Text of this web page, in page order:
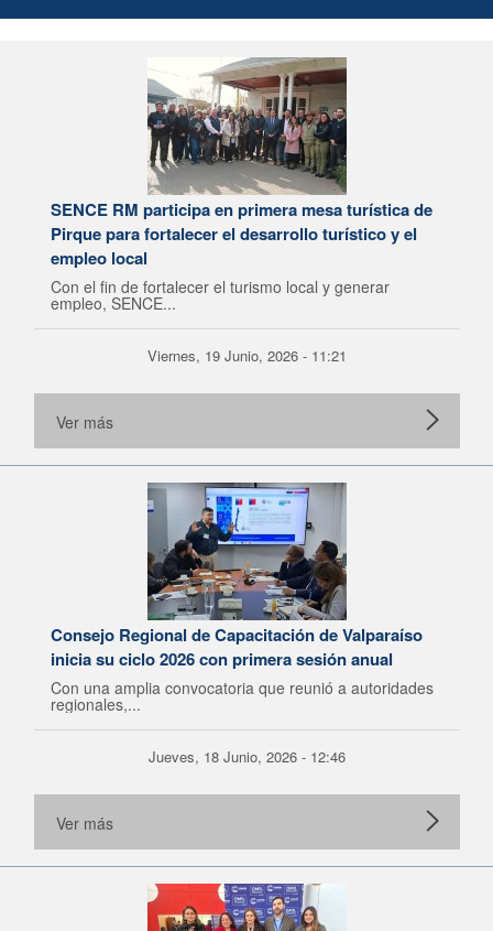
SENCE RM participa en primera mesa turística de
Pirque para fortalecer el desarrollo turístico y el
empleo local
Con el fin de fortalecer el turismo local y generar
empleo, SENCE...
Viernes, 19 Junio, 2026 - 11:21
Ver más
Consejo Regional de Capacitación de Valparaíso
inicia su ciclo 2026 con primera sesión anual
Con una amplia convocatoria que reunió a autoridades
regionales,...
Jueves, 18 Junio, 2026 - 12:46
Ver más